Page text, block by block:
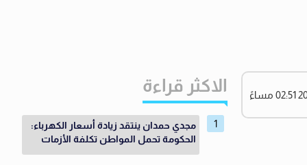
الاكثر قراءة
مجدي حمدان ينتقد زيادة أسعار الكهرباء:
الحكومة تحمل المواطن تكلفة الأزمات